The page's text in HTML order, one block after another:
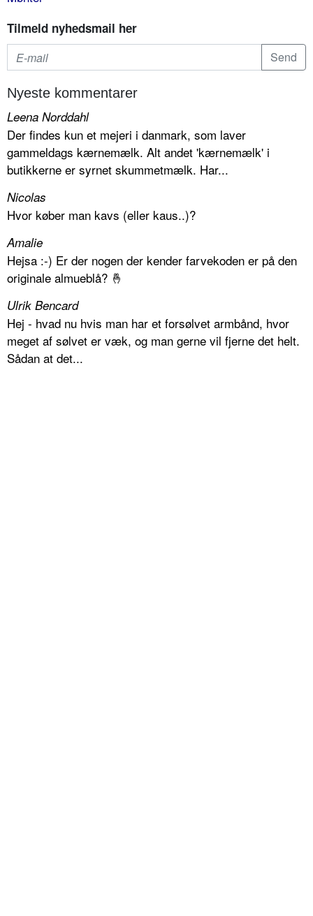
Tilmeld nyhedsmail her
Nyeste kommentarer
Leena Norddahl
Der findes kun et mejeri i danmark, som laver
gammeldags kærnemælk. Alt andet 'kærnemælk' i
butikkerne er syrnet skummetmælk. Har...
Nicolas
Hvor køber man kavs (eller kaus..)?
Amalie
Hejsa :-) Er der nogen der kender farvekoden er på den
originale almueblå? 🤞
Ulrik Bencard
Hej - hvad nu hvis man har et forsølvet armbånd, hvor
meget af sølvet er væk, og man gerne vil fjerne det helt.
Sådan at det...